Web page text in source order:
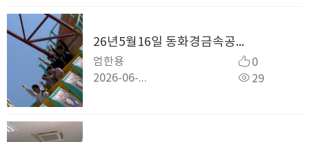
26년5월16일 동화경금속공업 동호회 '바다의 유혹' 삽교호 관광단지 봄 나들이
엄한용
0
29
2026-06-09